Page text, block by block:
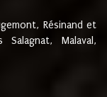
Résinand et
Malaval,